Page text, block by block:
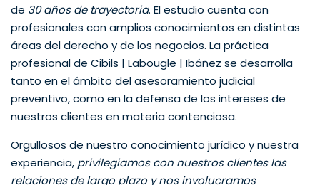
de 30 años de trayectoria. El estudio cuenta con
profesionales con amplios conocimientos en distintas
áreas del derecho y de los negocios. La práctica
profesional de Cibils | Labougle | Ibáñez se desarrolla
tanto en el ámbito del asesoramiento judicial
preventivo, como en la defensa de los intereses de
nuestros clientes en materia contenciosa.
Orgullosos de nuestro conocimiento jurídico y nuestra
experiencia, privilegiamos con nuestros clientes las
relaciones de largo plazo y nos involucramos